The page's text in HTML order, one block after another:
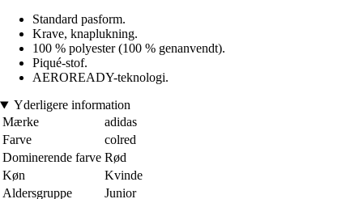
Standard pasform.
Krave, knaplukning.
100 % polyester (100 % genanvendt).
Piqué-stof.
AEROREADY-teknologi.
Yderligere information
Mærke
adidas
Farve
colred
Dominerende farve Rød
Køn
Kvinde
Aldersgruppe
Junior